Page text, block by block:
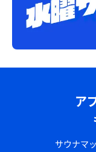
ア
サウナマ